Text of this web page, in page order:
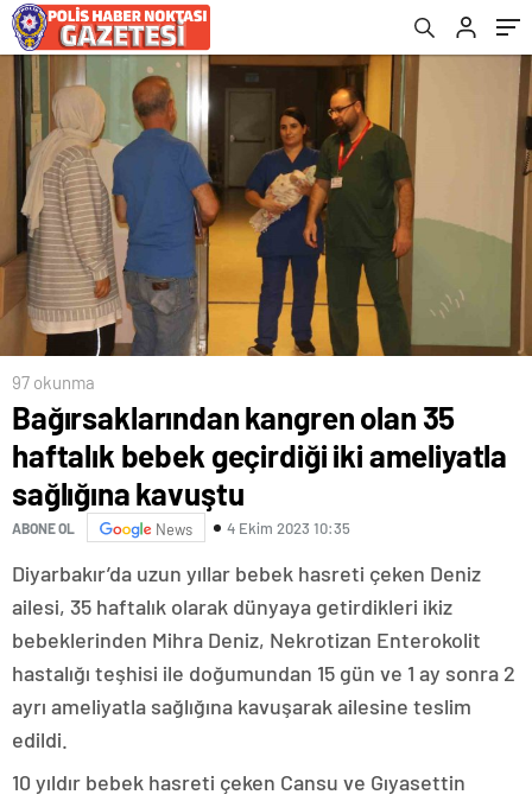
kavuştu
97 okunma
Bağırsaklarından kangren olan 35
haftalık bebek geçirdiği iki ameliyatla
sağlığına kavuştu
ABONE OL News 4 Ekim 2023 10:35
Diyarbakır’da uzun yıllar bebek hasreti çeken Deniz
ailesi, 35 haftalık olarak dünyaya getirdikleri ikiz
bebeklerinden Mihra Deniz, Nekrotizan Enterokolit
hastalığı teşhisi ile doğumundan 15 gün ve 1 ay sonra 2
ayrı ameliyatla sağlığına kavuşarak ailesine teslim
edildi.
10 yıldır bebek hasreti çeken Cansu ve Gıyasettin